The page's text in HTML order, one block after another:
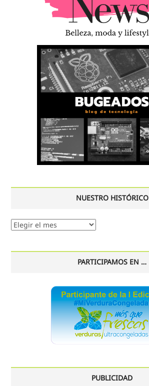
NUESTRO HISTÓRICO
Nuestro
PARTICIPAMOS EN …
PUBLICIDAD